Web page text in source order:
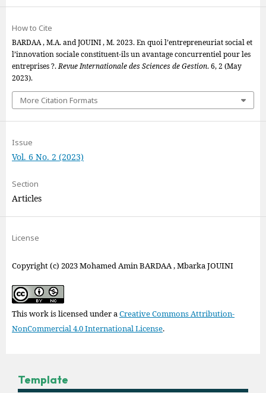
How to Cite
BARDAA , M.A. and JOUINI , M. 2023. En quoi l’entrepreneuriat social et
l’innovation sociale constituent-ils un avantage concurrentiel pour les
entreprises ?.Revue Internationale des Sciences de Gestion. 6, 2 (May
2023).
More Citation Formats
Issue
Vol. 6 No. 2 (2023)
Section
Articles
License
Copyright (c) 2023 Mohamed Amin BARDAA , Mbarka JOUINI
This work is licensed under aCreative Commons Attribution-
NonCommercial 4.0 International License.
Template